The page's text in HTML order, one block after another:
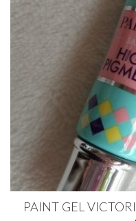
PAINT GEL